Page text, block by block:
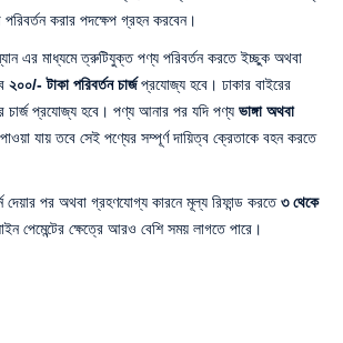
পরিবর্তন করার পদক্ষেপ গ্রহন করবেন।
এর মাধ্যমে ত্রুটিযুক্ত পণ্য পরিবর্তন করতে ইচ্ছুক অথবা
২০০/- টাকা পরিবর্তন চার্জপ্রযোজ্য হবে। ঢাকার বাইরের
চার্জ প্রযোজ্য হবে। পণ্য আনার পর যদি পণ্য ভাঙ্গা অথবা
যায় তবে সেই পণ্যের সম্পূর্ণ দায়িত্ব ক্রেতাকে বহন করতে
দেয়ার পর অথবা গ্রহণযোগ্য কারনে মূল্য রিফান্ড করতে৩ থেকে
পেমেন্টের ক্ষেত্রে আরও বেশি সময় লাগতে পারে।